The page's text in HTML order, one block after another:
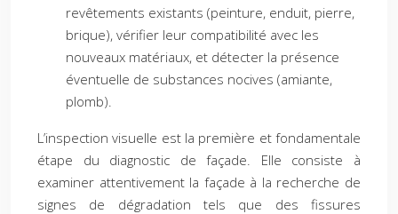
revêtements existants (peinture, enduit, pierre,
brique), vérifier leur compatibilité avec les
nouveaux matériaux, et détecter la présence
éventuelle de substances nocives (amiante,
plomb).
L’inspection visuelle est la première et fondamentale
étape du diagnostic de façade. Elle consiste à
examiner attentivement la façade à la recherche de
signes de dégradation tels que des fissures